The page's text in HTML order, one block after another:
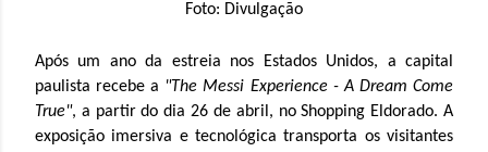
Foto: Divulgação
Após um ano da estreia nos Estados Unidos, a capital
paulista recebe a "The Messi Experience - A Dream Come
True", a partir do dia 26 de abril, no Shopping Eldorado. A
exposição imersiva e tecnológica transporta os visitantes